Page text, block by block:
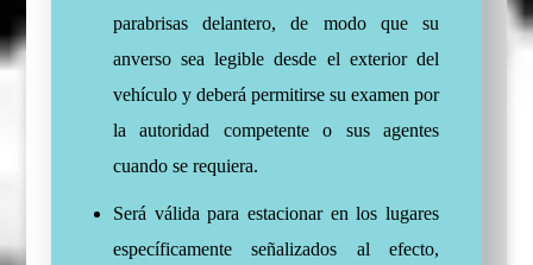
parabrisas delantero, de modo que su
anverso sea legible desde el exterior del
vehículo y deberá permitirse su examen por
la autoridad competente o sus agentes
cuando se requiera.
Será válida para estacionar en los lugares
específicamente señalizados al efecto,